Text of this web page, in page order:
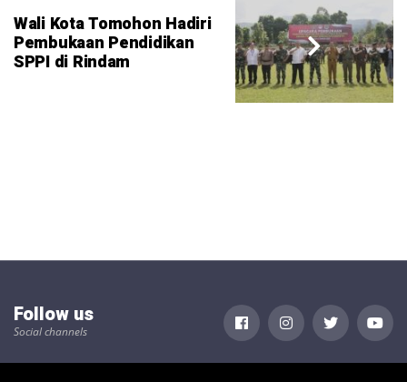
Wali Kota Tomohon Hadiri
Pembukaan Pendidikan
SPPI di Rindam
Follow us
Social channels